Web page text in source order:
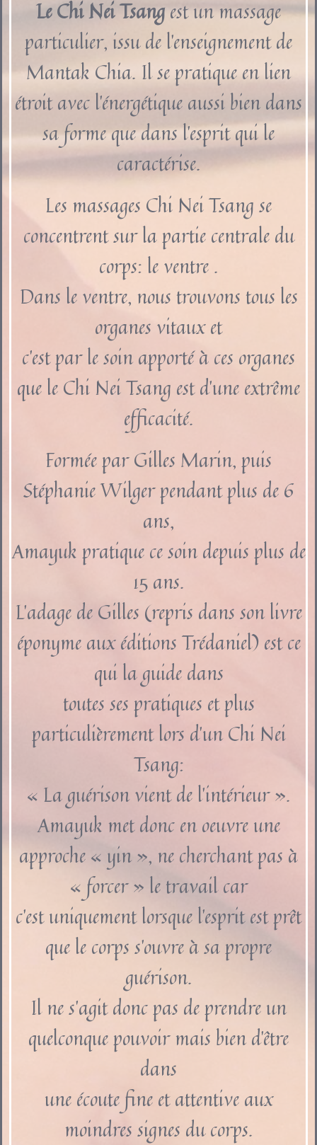
Le Chi Nei Tsangest un massage
particulier, issu de l’enseignement de
Mantak Chia. Il se pratique en lien
étroit avec l’énergétique aussi bien dans
sa forme que dans l’esprit qui le
caractérise.
Les massages Chi Nei Tsang se
concentrent sur la partie centrale du
corps: leventre .
Dans le ventre, nous trouvons tous les
organes vitauxet
c’est par le soin apporté à ces organes
que le Chi Nei Tsang est d’une extrême
efficacité.
Formée par Gilles Marin, puis
Stéphanie Wilger pendant plus de 6
ans,
Amayuk pratique ce soin depuis plus de
15 ans.
L’adage de Gilles (repris dans son livre
éponyme aux éditions Trédaniel) est ce
qui la guide dans
toutes ses pratiques et plus
particulièrement lors d’un Chi Nei
Tsang:
« La guérison vient de l’intérieur ».
Amayuk met donc en oeuvre une
approche « yin », ne cherchant pas à
« forcer » le travail car
c’est uniquement lorsque l’esprit est prêt
que le corps s’ouvre à sa propre
guérison.
Il ne s’agit donc pas de prendre un
quelconque pouvoir mais bien d’être
dans
une écoute fine et attentive aux
moindres signes du corps.